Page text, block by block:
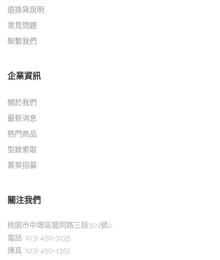
退換貨說明
常見問題
聯繫我們
企業資訊
關於我們
最新消息
熱門商品
型錄索取
菁英招募
關注我們
桃園市中壢區龍岡路三段301號o
電話: (03) 450-3135
傳真: (03) 450-1351